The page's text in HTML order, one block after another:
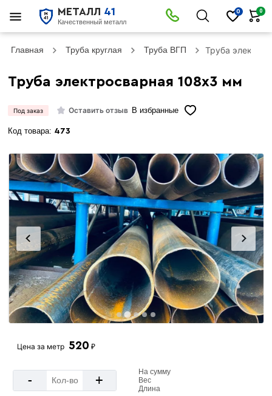
МЕТАЛЛ 41
Качественный металл
0 0
Главная Труба круглая Труба ВГП Труба
Труба электросварная 108х3 мм
Под заказ Оставить отзыв В избранные
Код товара: 473
Цена за метр 520 ₽
- +
На сумму
Вес
Длина